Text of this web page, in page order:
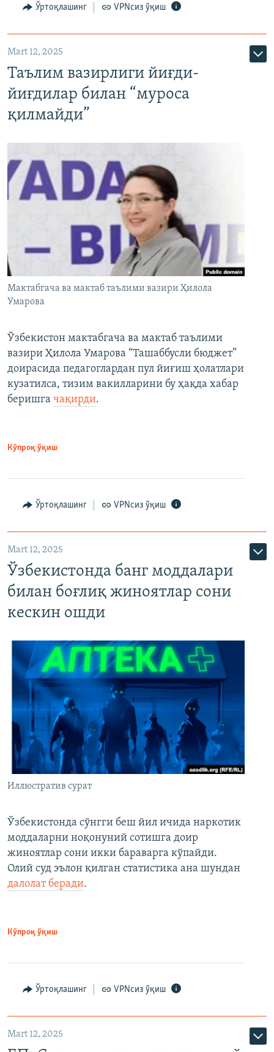
Ўртоқлашинг VPNсиз ўқиш
Mart 12, 2025
Таълим вазирлиги йиғди-
йиғдилар билан “муроса
қилмайди”
Мактабгача ва мактаб таълими вазири Ҳилола
Умарова
Ўзбекистон мактабгача ва мактаб таълими
вазири Ҳилола Умарова “Ташаббусли бюджет”
доирасида педагоглардан пул йиғиш ҳолатлари
кузатилса, тизим вакилларини бу ҳақда хабар
беришга чақирди.
Кўпроқ ўқиш
Ўртоқлашинг VPNсиз ўқиш
Mart 12, 2025
Ўзбекистонда банг моддалари
билан боғлиқ жиноятлар сони
кескин ошди
Иллюстратив сурат
Ўзбекистонда сўнгги беш йил ичида наркотик
моддаларни ноқонуний сотишга доир
жиноятлар сони икки бараварга кўпайди.
Олий суд эълон қилган статистика ана шундан
далолат беради.
Кўпроқ ўқиш
Ўртоқлашинг VPNсиз ўқиш
Mart 12, 2025